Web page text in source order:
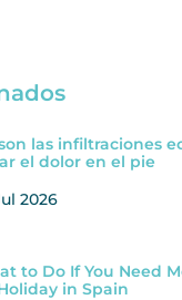
las infiltraciones
el dolor en el pie
2026
to Do If You Need
in Spain